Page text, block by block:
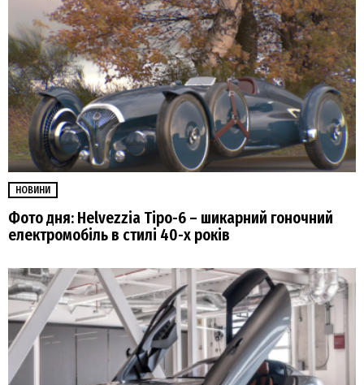
НОВИНИ
Фото дня: Helvezzia Tipo-6 – шикарний гоночний
електромобіль в стилі 40-х років